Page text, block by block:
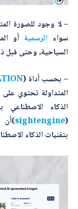
– لا وجود للصورة
سواء الرسمية أو
السياحية، وحتى قبل
– بحسب أداة (
المتداولة تحتوي
(
sightengine)أن
بتقنيات الذكاء الاصطناعي